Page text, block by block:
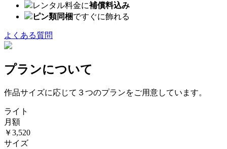
レンタル料金に補償料込み
ピン類同梱ですぐに飾れる
よくある質問
プランについて
作品サイズに応じて３つのプランをご用意しています。
ライト
月額
￥3,520
サイズ